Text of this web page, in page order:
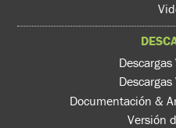
Documentación &
Versión